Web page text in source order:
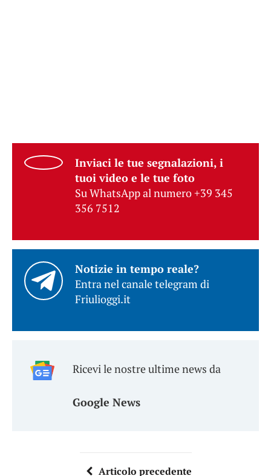
Inviaci le tue segnalazioni, i
tuoi video e le tue foto
Su WhatsApp al numero +39 345
356 7512
Notizie in tempo reale?
Entra nel canale telegram di
Friulioggi.it
Ricevi le nostre ultime news da
Google News
Articolo precedente